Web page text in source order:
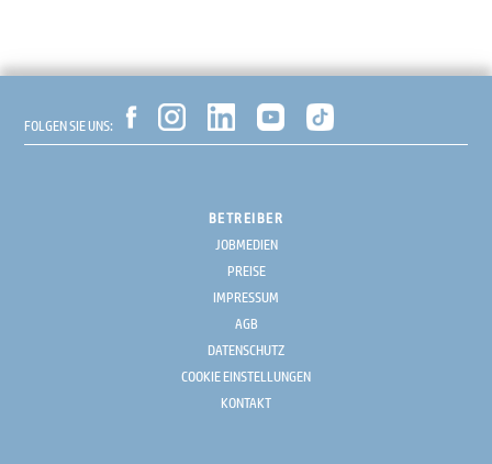
FOLGEN SIE UNS:
BETREIBER
JOBMEDIEN
PREISE
IMPRESSUM
AGB
DATENSCHUTZ
COOKIE EINSTELLUNGEN
KONTAKT